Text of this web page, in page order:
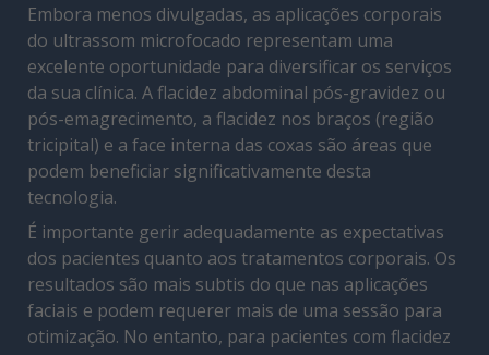
Embora menos divulgadas, as aplicações corporais
do ultrassom microfocado representam uma
excelente oportunidade para diversificar os serviços
da sua clínica. A flacidez abdominal pós-gravidez ou
pós-emagrecimento, a flacidez nos braços (região
tricipital) e a face interna das coxas são áreas que
podem beneficiar significativamente desta
tecnologia.
É importante gerir adequadamente as expectativas
dos pacientes quanto aos tratamentos corporais. Os
resultados são mais subtis do que nas aplicações
faciais e podem requerer mais de uma sessão para
otimização. No entanto, para pacientes com flacidez